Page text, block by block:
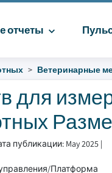
отчеты
Ветеринарные
для
публикации: May 2025 |
Платформа